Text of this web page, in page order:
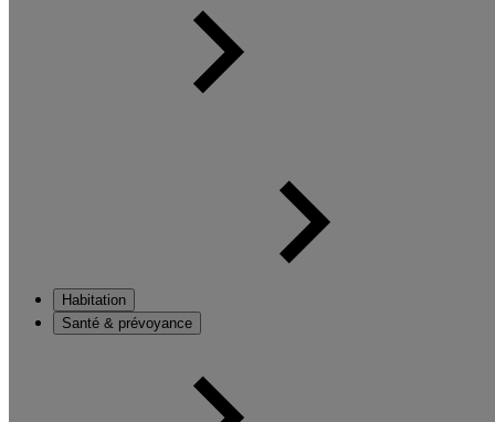
Habitation
Santé & prévoyance